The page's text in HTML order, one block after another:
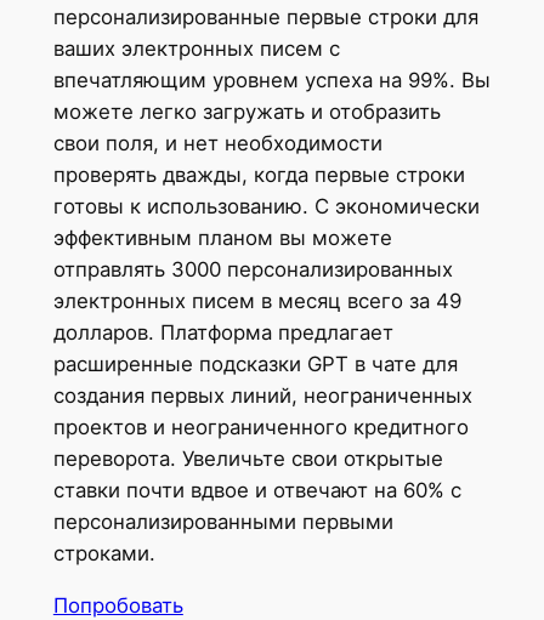
персонализированные первые строки для
ваших электронных писем с
впечатляющим уровнем успеха на 99%. Вы
можете легко загружать и отобразить
свои поля, и нет необходимости
проверять дважды, когда первые строки
готовы к использованию. С экономически
эффективным планом вы можете
отправлять 3000 персонализированных
электронных писем в месяц всего за 49
долларов. Платформа предлагает
расширенные подсказки GPT в чате для
создания первых линий, неограниченных
проектов и неограниченного кредитного
переворота. Увеличьте свои открытые
ставки почти вдвое и отвечают на 60% с
персонализированными первыми
строками.
Попробовать